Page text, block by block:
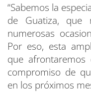
“Sabemos la
de Guatiza, que
numerosas
Por eso, esta
que
compromiso de
en los próximos